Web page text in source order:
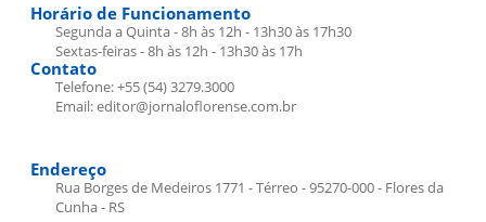
Horário de Funcionamento
Segunda a Quinta - 8h às 12h - 13h30 às 17h30
Sextas-feiras - 8h às 12h - 13h30 às 17h
Contato
Telefone: +55 (54) 3279.3000
Email: editor@jornaloflorense.com.br
Endereço
Rua Borges de Medeiros 1771 - Térreo - 95270-000 - Flores da
Cunha - RS